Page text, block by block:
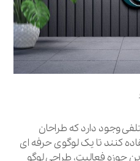
وجود دارد که طراحان
کنند تا یک لوگوی حرفه ای
حوزه فعالیت، طراحی لوگو